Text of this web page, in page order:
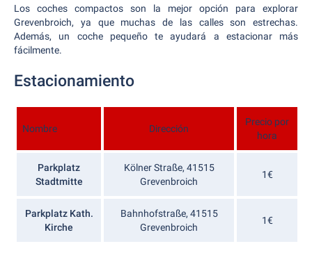
Los coches compactos son la mejor opción para explorar
Grevenbroich, ya que muchas de las calles son estrechas.
Además, un coche pequeño te ayudará a estacionar más
fácilmente.
Estacionamiento
Nombre Dirección
Precio por
hora
Parkplatz
Stadtmitte
Kölner Straße, 41515
Grevenbroich
1€
Parkplatz Kath.
Kirche
Bahnhofstraße, 41515
Grevenbroich
1€